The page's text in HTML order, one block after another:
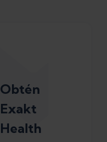
Obtén
Exakt
Health